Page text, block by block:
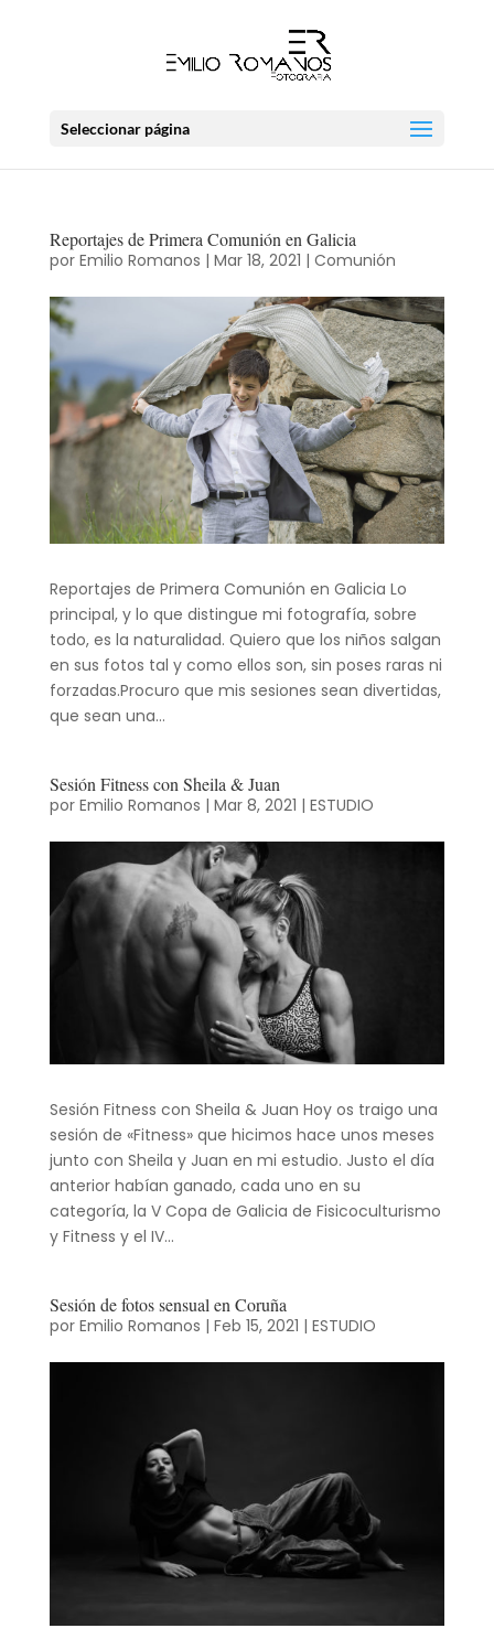
Seleccionar página
Reportajes de Primera Comunión en Galicia
por Emilio Romanos | Mar 18, 2021 | Comunión
Reportajes de Primera Comunión en Galicia Lo
principal, y lo que distingue mi fotografía, sobre
todo, es la naturalidad. Quiero que los niños salgan
en sus fotos tal y como ellos son, sin poses raras ni
forzadas.Procuro que mis sesiones sean divertidas,
que sean una...
Sesión Fitness con Sheila & Juan
por Emilio Romanos | Mar 8, 2021 | ESTUDIO
Sesión Fitness con Sheila & Juan Hoy os traigo una
sesión de «Fitness» que hicimos hace unos meses
junto con Sheila y Juan en mi estudio. Justo el día
anterior habían ganado, cada uno en su
categoría, la V Copa de Galicia de Fisicoculturismo
y Fitness y el IV...
Sesión de fotos sensual en Coruña
por Emilio Romanos | Feb 15, 2021 | ESTUDIO